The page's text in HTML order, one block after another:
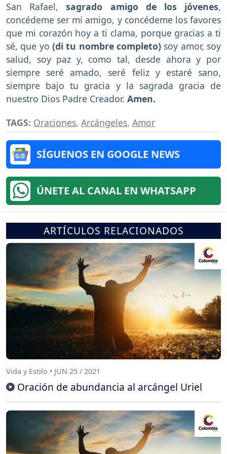
San Rafael, sagrado amigo de los jóvenes,
concédeme ser mi amigo, y concédeme los favores
que mi corazón hoy a ti clama, porque gracias a ti
sé, que yo (di tu nombre completo) soy amor, soy
salud, soy paz y, como tal, desde ahora y por
siempre seré amado, seré feliz y estaré sano,
siempre bajo tu gracia y la sagrada gracia de
nuestro Dios Padre Creador. Amen.
TAGS: Oraciones, Arcángeles, Amor
SÍGUENOS EN GOOGLE NEWS
ÚNETE AL CANAL EN WHATSAPP
ARTÍCULOS RELACIONADOS
Vida y Estilo • JUN 25 / 2021
Oración de abundancia al arcángel Uriel